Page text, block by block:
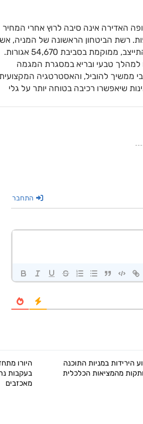
האדירה אינה סיבה לרוץ אחרי המחיר
רשת הביטחון הראשונה של המניה,
מחושבת על בסיס נקודות פיבוט ומשמשת כאזור תמיכה שעליו הקונים צפויים להתייצב, ממוקמת בסביבת 54,670 אגורות.
ההגנה הבאים באזור 54,450 אגורות ייחשבו למהלך טבעי ובריא במסגרת המגמה
ממשיך להוביל, והאסטרטגיה
שיאפשרו רכיבה בטוחה יותר על גלי
התחבר
הירידות במניות התוכנה
מהמציאות הכלכלית
היורו
בעקבות
מאכזבים